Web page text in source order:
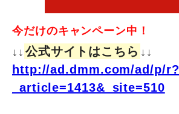
今だけのキャンペーン中！
↓↓ 公式サイトはこちら ↓↓
http://ad.dmm.com/ad/p/r?
_article=1413&_site=510